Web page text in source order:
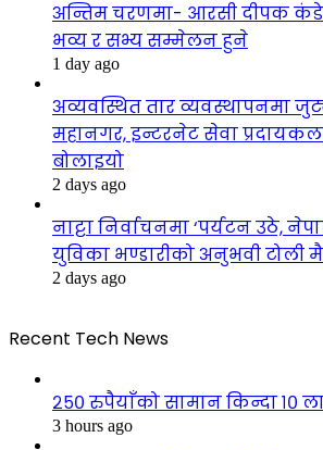
अन्तिम चरणमा- आरसी दीपक
भव्य र सभ्य सम्मेलन हुने
1 day ago
अव्यवस्थित तार व्यवस्थापनमा
महानगर, इन्टरनेट सेवा
बोलाइयो
2 days ago
नाट्टा निर्वाचनमा ‘पर्यटन उठे,
युविका भण्डारीको अनुभवी टोली
2 days ago
Recent Tech News
२५० रुपैयाँको सामान किन्दा १०
3 hours ago